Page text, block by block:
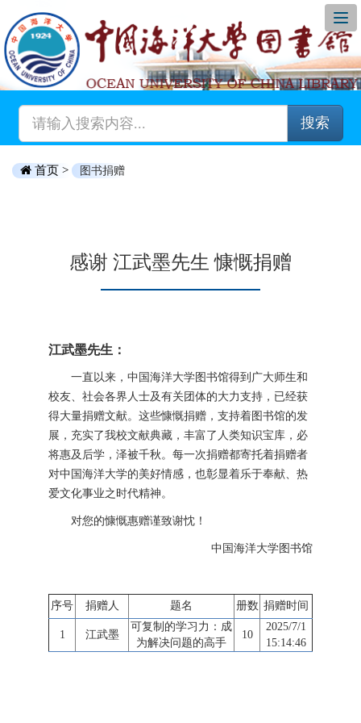
搜索
首页 > 图书捐赠
感谢 江武墨先生 慷慨捐赠
江武墨先生：
一直以来，中国海洋大学图书馆得到广大师生和
校友、社会各界人士及有关团体的大力支持，已经获
得大量捐赠文献。这些慷慨捐赠，支持着图书馆的发
展，充实了我校文献典藏，丰富了人类知识宝库，必
将惠及后学，泽被千秋。每一次捐赠都寄托着捐赠者
对中国海洋大学的美好情感，也彰显着乐于奉献、热
爱文化事业之时代精神。
对您的慷慨惠赠谨致谢忱！
中国海洋大学图书馆
序号 捐赠人 题名 册数 捐赠时间
1 江武墨
可复制的学习力：成
为解决问题的高手
10
2025/7/1
15:14:46